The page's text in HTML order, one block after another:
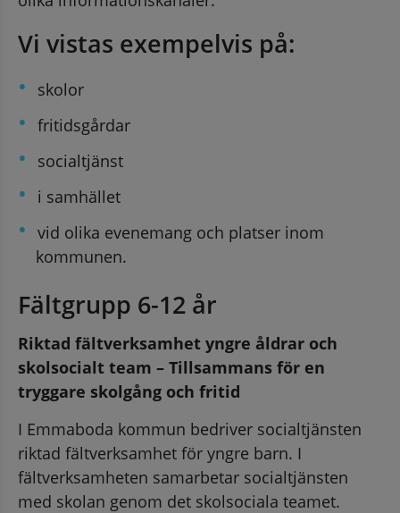
Vi vistas exempelvis på:
skolor
fritidsgårdar
socialtjänst
i samhället
vid olika evenemang och platser inom
kommunen.
Fältgrupp 6-12 år
Riktad fältverksamhet yngre åldrar och
skolsocialt team – Tillsammans för en
tryggare skolgång och fritid
I Emmaboda kommun bedriver socialtjänsten
riktad fältverksamhet för yngre barn. I
fältverksamheten samarbetar socialtjänsten
med skolan genom det skolsociala teamet.